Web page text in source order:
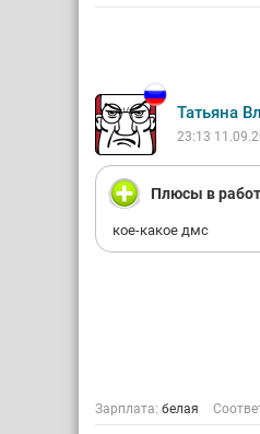
Татьяна
23:13
Плюсы в
кое-какое дмс
Зарплата: белая